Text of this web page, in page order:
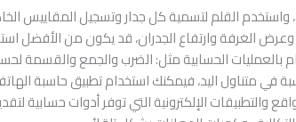
القلم لتسمية كل جدار وتسجيل المقاييس
الغرفة وارتفاع الجدران، قد يكون من الأفضل
بالعمليات الحسابية مثل: الضرب والجمع
في متناول اليد، فيمكنك استخدام تطبيق حاسبة
والتطبيقات الإلكترونية التي توفر أدوات حسابية